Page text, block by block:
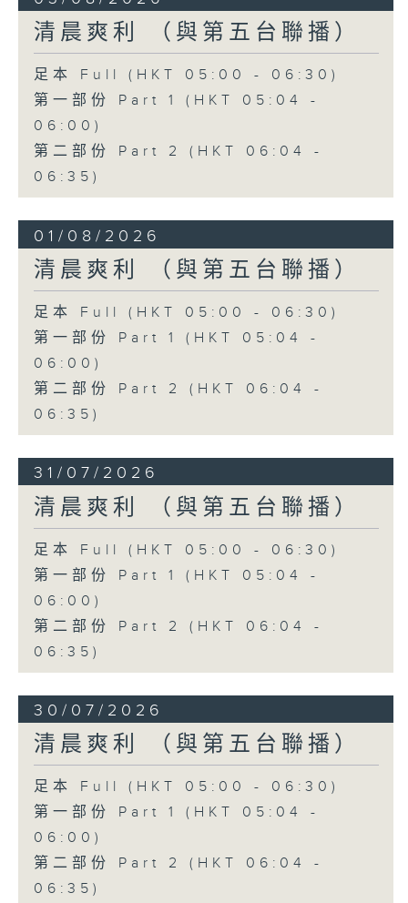
清晨爽利 （與第五台聯播）
足本 Full (HKT 05:00 - 06:30)
第一部份 Part 1 (HKT 05:04 -
06:00)
第二部份 Part 2 (HKT 06:04 -
06:35)
01/08/2026
清晨爽利 （與第五台聯播）
足本 Full (HKT 05:00 - 06:30)
第一部份 Part 1 (HKT 05:04 -
06:00)
第二部份 Part 2 (HKT 06:04 -
06:35)
31/07/2026
清晨爽利 （與第五台聯播）
足本 Full (HKT 05:00 - 06:30)
第一部份 Part 1 (HKT 05:04 -
06:00)
第二部份 Part 2 (HKT 06:04 -
06:35)
30/07/2026
清晨爽利 （與第五台聯播）
足本 Full (HKT 05:00 - 06:30)
第一部份 Part 1 (HKT 05:04 -
06:00)
第二部份 Part 2 (HKT 06:04 -
06:35)